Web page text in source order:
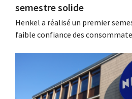
semestre solide
Henkel a réalisé un premier
faible confiance des
des soins capillaires et des
activités d'acquisition.